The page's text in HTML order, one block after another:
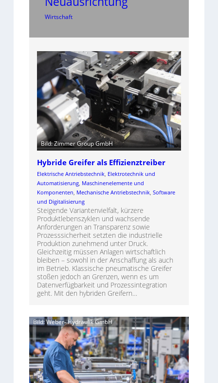
Wirtschaft
Bild: Zimmer Group GmbH
Hybride Greifer als Effizienztreiber
Elektrische Antriebstechnik, Elektrotechnik und
Automatisierung, Maschinenelemente und
Komponenten Mechanische Antriebstechnik, Software
und Digitalisierung
Steigende Variantenvielfalt, kürzere
Produktlebenszyklen und wachsende
Anforderungen an Transparenz sowie
Prozesssicherheit setzten die industrielle
Produktion zunehmend unter Druck.
Gleichzeitig müssen Anlagen wirtschaftlich
bleiben – sowohl in der Anschaffung als auch
im Betrieb. Klassische pneumatische Greifer
stoßen jedoch an Grenzen, wenn es um
Datenverfügbarkeit und Prozessintegration
geht. Mit den hybriden Greifern…
Bild: Weber- Hydraulik GmbH